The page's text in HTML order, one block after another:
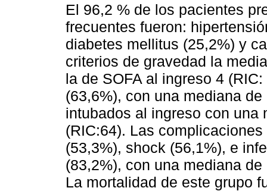
El 96,2 % de los pacientes
frecuentes fueron:
diabetes mellitus (25,2%) y
criterios de gravedad la
la de SOFA al ingreso 4
(63,6%), con una mediana
intubados al ingreso con una
(RIC:64). Las
(53,3%), shock (56,1%), e
(83,2%), con una mediana
La mortalidad de este grupo